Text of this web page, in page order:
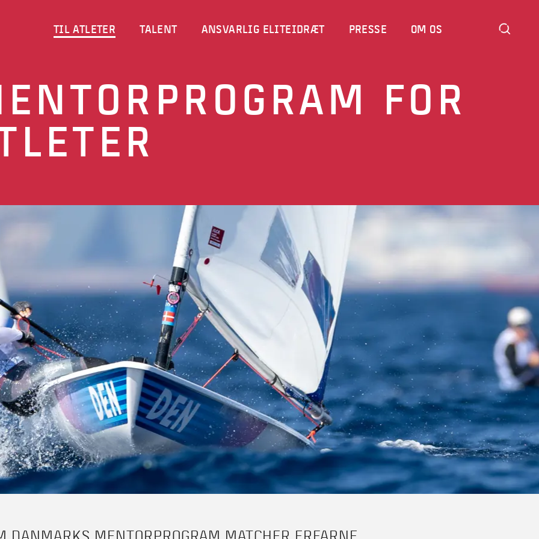
TIL ATLETER TALENT ANSVARLIG ELITEIDRÆT PRESSE OM OS
FOR
DANMARKS MENTORPROGRAM MATCHER ERFARNE